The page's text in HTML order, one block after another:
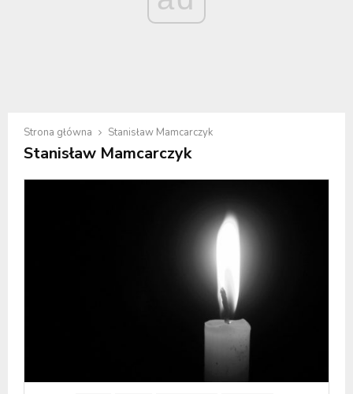
Strona główna Stanisław Mamcarczyk
Stanisław Mamcarczyk